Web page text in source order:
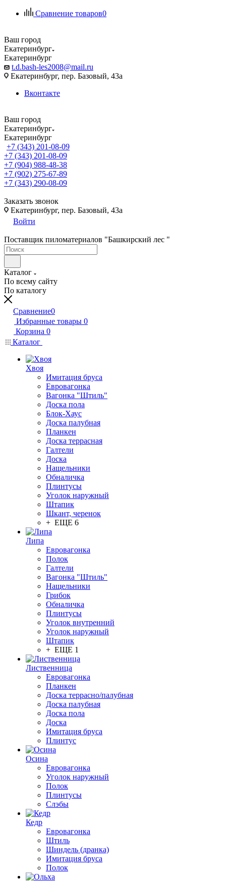
Сравнение товаров0
Ваш город
Екатеринбург
Екатеринбург
t.d.bash-les2008@mail.ru
Екатеринбург, пер. Базовый, 43а
Вконтакте
Ваш город
Екатеринбург
Екатеринбург
+7 (343) 201-08-09
+7 (343) 201-08-09
+7 (904) 988-48-38
+7 (902) 275-67-89
+7 (343) 290-08-09
Заказать звонок
Екатеринбург, пер. Базовый, 43а
Войти
Поставщик пиломатериалов "Башкирский лес "
Каталог
По всему сайту
По каталогу
Сравнение0
Избранные товары 0
Корзина 0
Каталог
Хвоя
Имитация бруса
Евровагонка
Вагонка "Штиль"
Доска пола
Блок-Хаус
Доска палубная
Планкен
Доска террасная
Галтели
Доска
Нащельники
Обналичка
Плинтусы
Уголок наружный
Штапик
Шкант, черенок
+ ЕЩЕ 6
Липа
Евровагонка
Полок
Галтели
Вагонка "Штиль"
Нащельники
Грибок
Обналичка
Плинтусы
Уголок внутренний
Уголок наружный
Штапик
+ ЕЩЕ 1
Лиственница
Евровагонка
Планкен
Доска террасно/палубная
Доска палубная
Доска пола
Доска
Имитация бруса
Плинтус
Осина
Евровагонка
Уголок наружный
Полок
Плинтусы
Слэбы
Кедр
Евровагонка
Штиль
Шиндель (дранка)
Имитация бруса
Полок